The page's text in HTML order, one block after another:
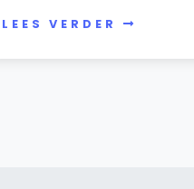
LEES VERDER